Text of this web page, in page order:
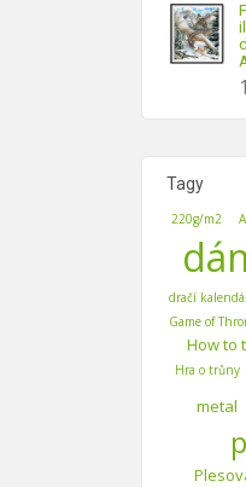
Tagy
220g/m2
dračí
Game of
How to
Hra o trůny
metal